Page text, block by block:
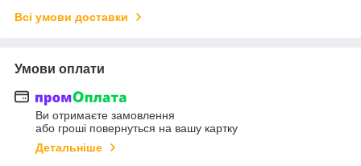
Всі умови доставки
Умови оплати
Ви отримаєте замовлення
або гроші повернуться на вашу картку
Детальніше